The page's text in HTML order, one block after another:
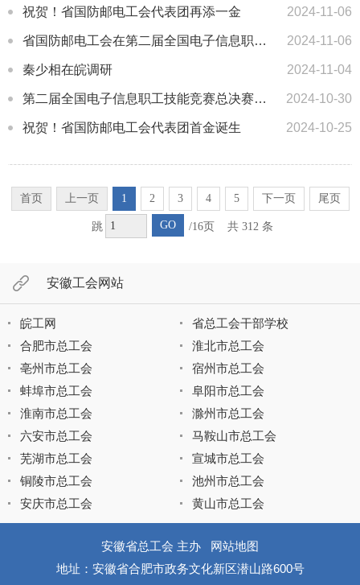
2024-11-06
祝贺！省国防邮电工会代表团再添一金
2024-11-06
省国防邮电工会在第二届全国电子信息职工技能竞赛总决赛中取得佳绩
2024-11-04
秦少相在皖调研
2024-10-30
第二届全国电子信息职工技能竞赛总决赛在肥开赛
2024-10-25
祝贺！省国防邮电工会代表团首金诞生
首页 上一页 1 2 3 4 5 下一页 尾页
跳 GO /16页 共 312 条
安徽工会网站
皖工网
省总工会干部学校
合肥市总工会
淮北市总工会
亳州市总工会
宿州市总工会
蚌埠市总工会
阜阳市总工会
淮南市总工会
滁州市总工会
六安市总工会
马鞍山市总工会
芜湖市总工会
宣城市总工会
铜陵市总工会
池州市总工会
安庆市总工会
黄山市总工会
安徽省总工会 主办
网站地图
地址：安徽省合肥市政务文化新区潜山路600号